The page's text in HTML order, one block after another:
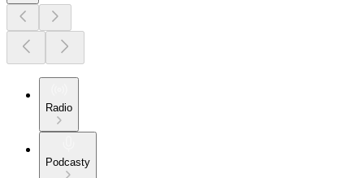
Radio
Podcasty